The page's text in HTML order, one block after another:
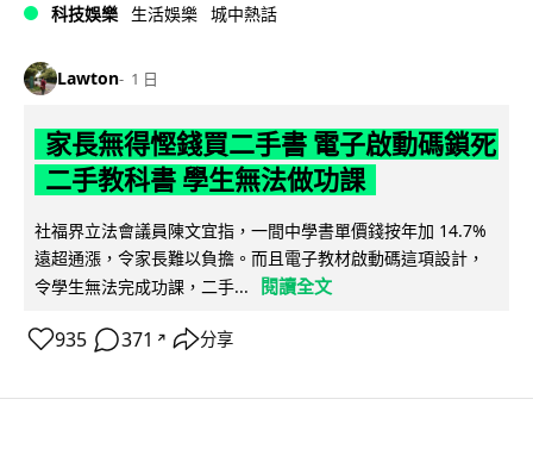
科技娛樂 生活娛樂 城中熱話
Lawton 1 日
家長無得慳錢買二手書 電子啟動碼鎖死
二手教科書 學生無法做功課
社福界立法會議員陳文宜指，一間中學書單價錢按年加 14.7%
遠超通漲，令家長難以負擔。而且電子教材啟動碼這項設計，
令學生無法完成功課，二手...
閱讀全文
935 371 ↗ 分享